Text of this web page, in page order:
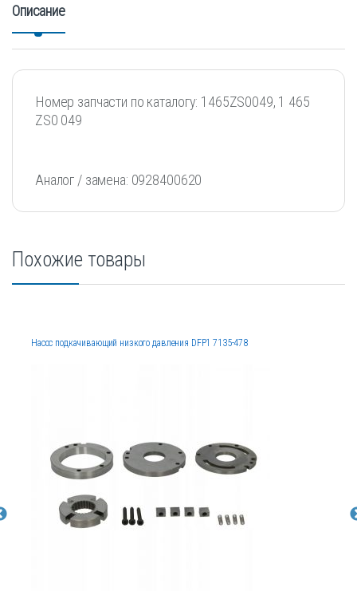
Описание
Номер запчасти по каталогу: 1465ZS0049, 1 465
ZS0 049
Аналог / замена: 0928400620
Похожие товары
Насос подкачивающий низкого давления DFP1 7135-478